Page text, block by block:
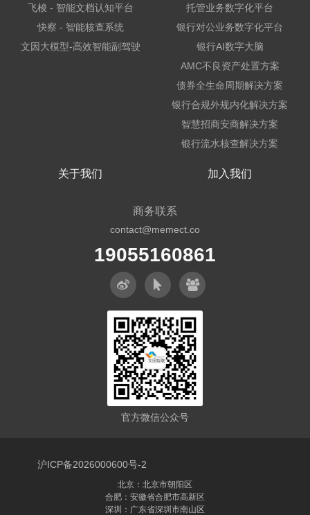
飞梭 - 智能文档认知平台
快察 - 智能核查系统
文因大模型-高效智能副驾驶
托管业务数字化平台
银行对公业务数字化平台
银行AI数字大脑
AMC不良资产处置方案
债券全生命周期解决方案
银行合规外规内化解决方案
智慧招商安商解决方案
银行流水核查解决方案
关于我们 加入我们
商务联系
contact@memect.co
19055160861
官方微信公众号
沪ICP备2026000600号-2
北京：北京市朝阳区
合肥：安徽省合肥市高新区
深圳：广东省深圳市南山区